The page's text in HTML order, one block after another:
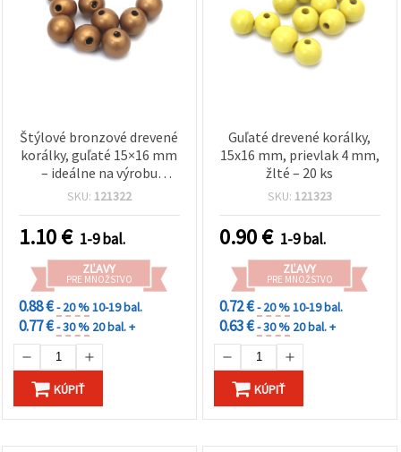
Štýlové bronzové drevené
korálky, guľaté 15×16 mm
– ideálne na výrobu
šperkov a kreatívne DIY,
SKU: 121322
1.10€ 1-9 bal.
ZĽAVY
PRE MNOŽSTVO
0.88 €- 20 %10-19 bal.
0.77 €- 30 % 20 bal. +
KÚPIŤ
Guľaté drevené korálky,
15x16 mm, prievlak 4 mm,
žlté – 20 ks
SKU: 121323
0.90€ 1-9 bal.
ZĽAVY
PRE MNOŽSTVO
0.72 €- 20 %10-19 bal.
0.63 €- 30 % 20 bal. +
KÚPIŤ